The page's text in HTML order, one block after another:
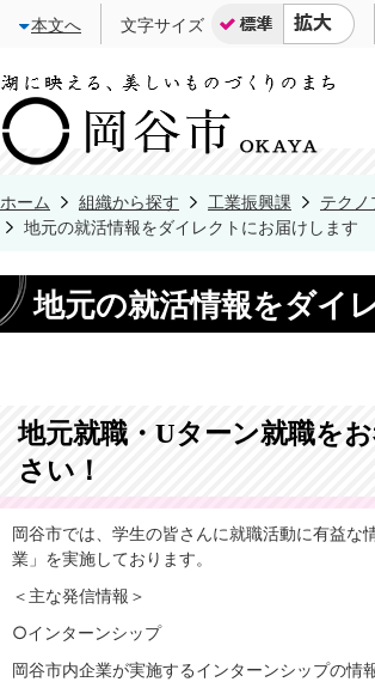
本文へ 文字サイズ
ホーム 組織から探す 工業振興課 テク
地元の就活情報をダイレクトにお届けします
地元の就活情報をダイ
地元就職・Uターン就職を
さい！
岡谷市では、学生の皆さんに就職活動に有益
業」を実施しております。
＜主な発信情報＞
○インターンシップ
岡谷市内企業が実施するインターンシップの情報